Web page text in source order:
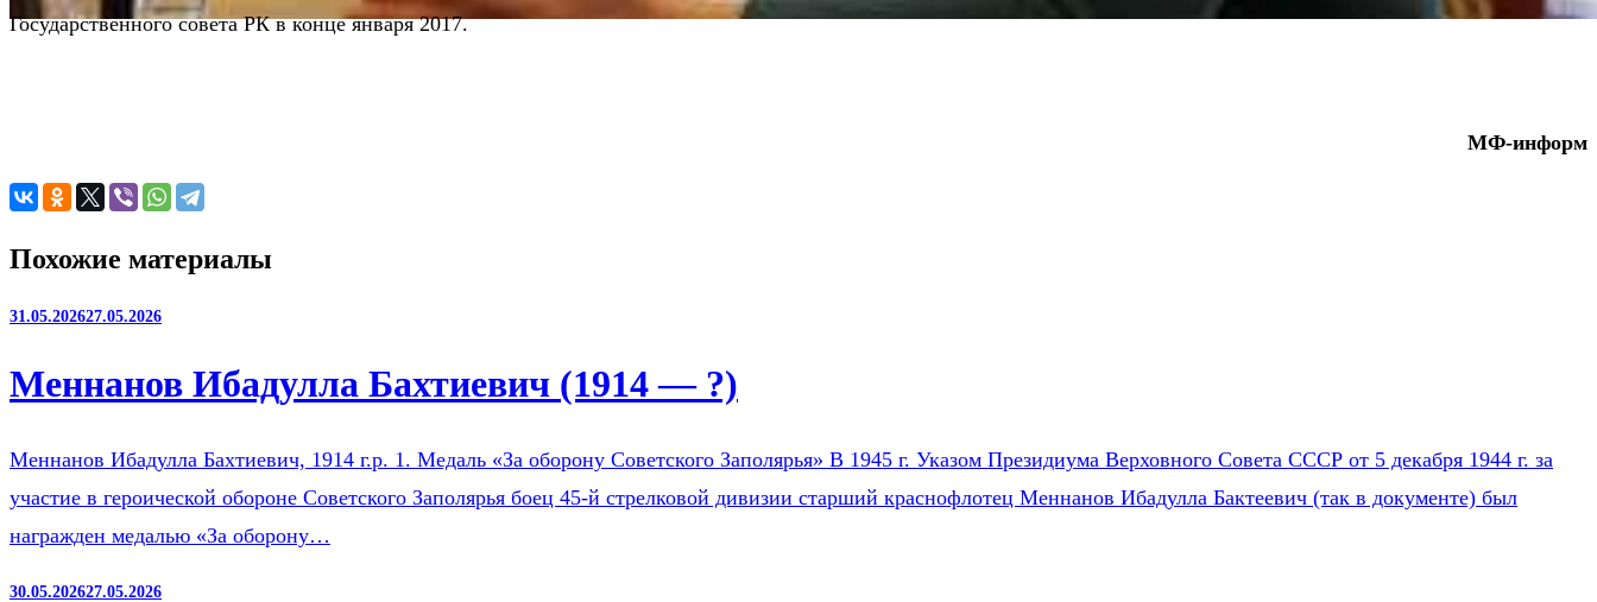
Государственного совета РК в конце января 2017.
МФ-информ
Похожие материалы
31.05.202627.05.2026
Меннанов Ибадулла Бахтиевич (1914 — ?)
Меннанов Ибадулла Бахтиевич, 1914 г.р. 1. Медаль «За оборону Советского Заполярья» В 1945 г. Указом Президиума Верховного Совета СССР от 5 декабря 1944 г. за
участие в героической обороне Советского Заполярья боец 45-й стрелковой дивизии старший краснофлотец Меннанов Ибадулла Бактеевич (так в документе) был
награжден медалью «За оборону…
30.05.202627.05.2026